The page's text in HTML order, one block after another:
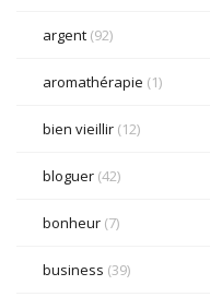
argent (92)
aromathérapie (1)
bien vieillir (12)
bloguer (42)
bonheur (7)
business (39)